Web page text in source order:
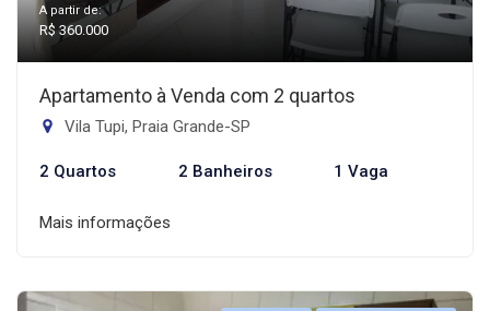
A partir de:
R$ 360.000
Apartamento à Venda com 2 quartos
Vila Tupi, Praia Grande-SP
2 Quartos 2 Banheiros 1 Vaga
Mais informações